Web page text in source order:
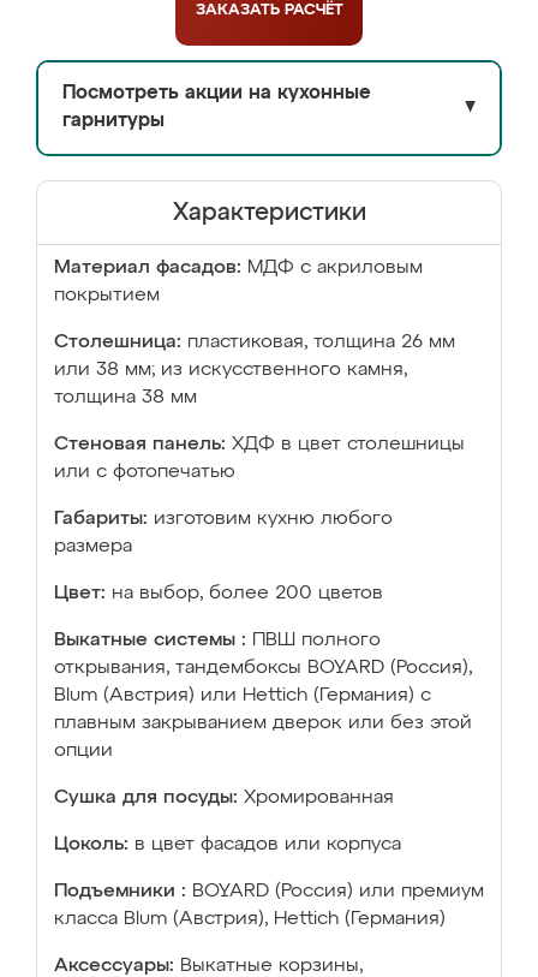
ЗАКАЗАТЬ РАСЧЁТ
Посмотреть акции на кухонные
гарнитуры
▼
Характеристики
Материал фасадов: МДФ с акриловым
покрытием
Столешница: пластиковая, толщина 26 мм
или 38 мм; из искусственного камня,
толщина 38 мм
Стеновая панель: ХДФ в цвет столешницы
или с фотопечатью
Габариты: изготовим кухню любого
размера
Цвет: на выбор, более 200 цветов
Выкатные системы :
ПВШ полного
открывания, тандембоксы BOYARD (Россия),
Blum (Австрия) или Hettich (Германия) с
плавным закрыванием дверок или без этой
опции
Сушка для посуды: Хромированная
Цоколь: в цвет фасадов или корпуса
Подъемники : BOYARD (Россия) или премиум
класса Blum (Австрия), Hettich (Германия)
Аксессуары: Выкатные корзины,